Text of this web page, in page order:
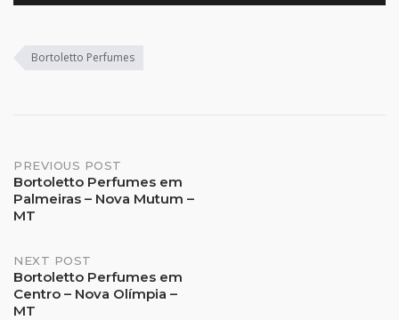
Bortoletto Perfumes
Post
navigation
PREVIOUS POST
Bortoletto Perfumes em
Palmeiras – Nova Mutum –
MT
NEXT POST
Bortoletto Perfumes em
Centro – Nova Olímpia –
MT